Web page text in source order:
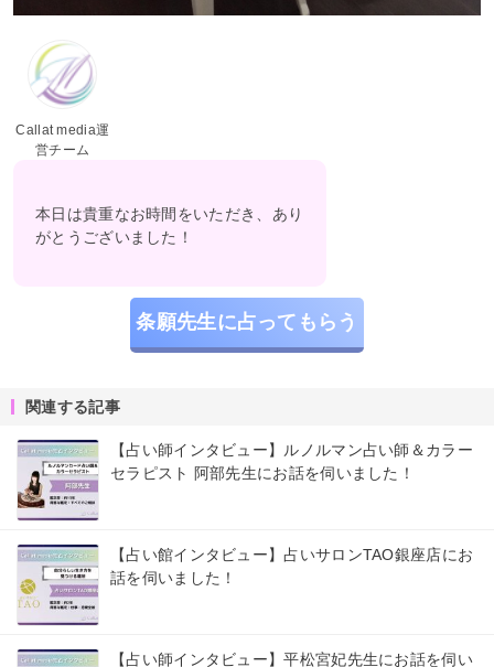
Callat media運
営チーム
本日は貴重なお時間をいただき、あり
がとうございました！
条願先生に占ってもらう
関連する記事
【占い師インタビュー】ルノルマン占い師＆カラー
セラピスト 阿部先生にお話を伺いました！
【占い館インタビュー】占いサロンTAO銀座店にお
話を伺いました！
【占い師インタビュー】平松宮妃先生にお話を伺い